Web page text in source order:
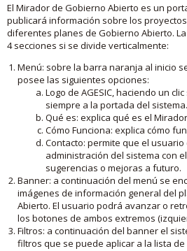
El Mirador de Gobierno Abierto es un
publicará información sobre los
diferentes planes de Gobierno Abierto.
4 secciones si se divide verticalmente:
Menú: sobre la barra naranja al inicio
posee las siguientes opciones:
Logo de AGESIC, haciendo un
siempre a la portada del sistema.
Qué es: explica qué es el
Cómo Funciona: explica cómo
Contacto: permite que el
administración del sistema con
sugerencias o mejoras a futuro.
Banner: a continuación del menú se
imágenes de información general del
Abierto. El usuario podrá avanzar o
los botones de ambos extremos
Filtros: a continuación del banner el
filtros que se puede aplicar a la lista